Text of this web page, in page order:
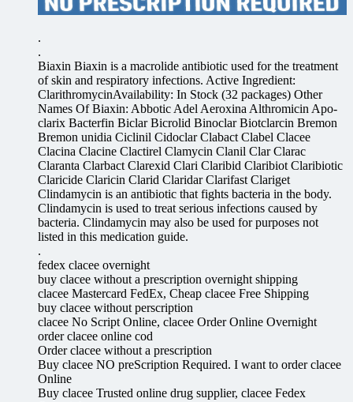
.
.
Biaxin Biaxin is a macrolide antibiotic used for the treatment
of skin and respiratory infections. Active Ingredient:
ClarithromycinAvailability: In Stock (32 packages) Other
Names Of Biaxin: Abbotic Adel Aeroxina Althromicin Apo-
clarix Bacterfin Biclar Bicrolid Binoclar Biotclarcin Bremon
Bremon unidia Ciclinil Cidoclar Clabact Clabel Clacee
Clacina Clacine Clactirel Clamycin Clanil Clar Clarac
Claranta Clarbact Clarexid Clari Claribid Claribiot Claribiotic
Claricide Claricin Clarid Claridar Clarifast Clariget
Clindamycin is an antibiotic that fights bacteria in the body.
Clindamycin is used to treat serious infections caused by
bacteria. Clindamycin may also be used for purposes not
listed in this medication guide.
.
fedex clacee overnight
buy clacee without a prescription overnight shipping
clacee Mastercard FedEx, Cheap clacee Free Shipping
buy clacee without perscription
clacee No Script Online, clacee Order Online Overnight
order clacee online cod
Order clacee without a prescription
Buy clacee NO preScription Required. I want to order clacee
Online
Buy clacee Trusted online drug supplier, clacee Fedex